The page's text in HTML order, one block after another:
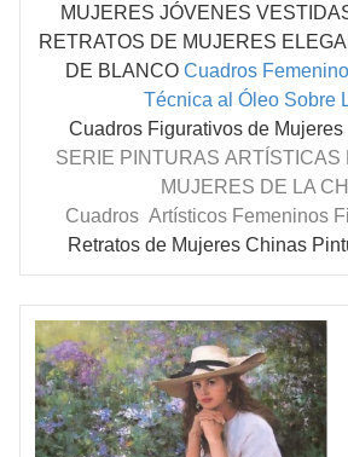
MUJERES JÓVENES
RETRATOS DE MUJERES
DE BLANCO Cuadros
Técnica al Óleo Sobre
Cuadros Figurativos de
SERIE PINTURAS ARTÍSTICAS
MUJERES DE LA
Cuadros Artísticos Femeninos
Retratos de Mujeres Chinas